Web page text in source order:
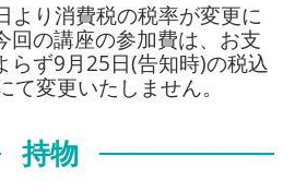
より消費税の税率が変更に
回の講座の参加費は、お支
らず9月25日(告知時)の税込
て変更いたしません。
持物